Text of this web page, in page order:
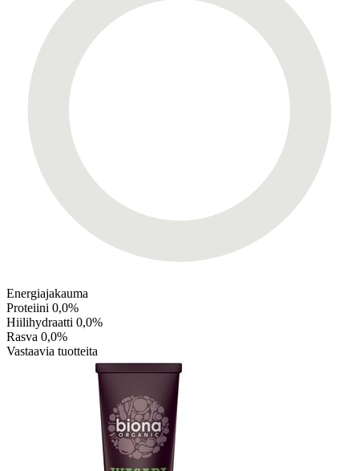
Energiajakauma
Proteiini 0,0%
Hiilihydraatti 0,0%
Rasva 0,0%
Vastaavia tuotteita